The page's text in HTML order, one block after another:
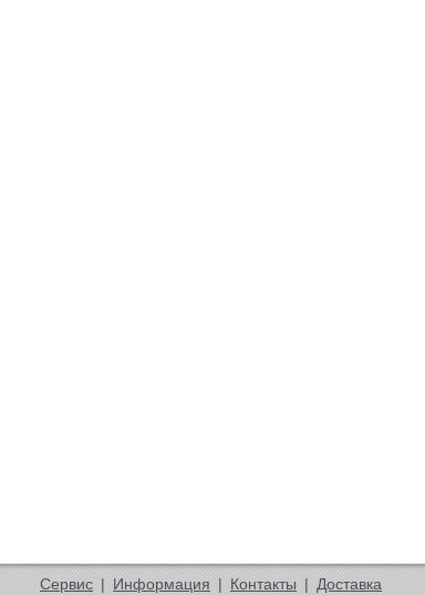
Сервис | Информация | Контакты | Доставка